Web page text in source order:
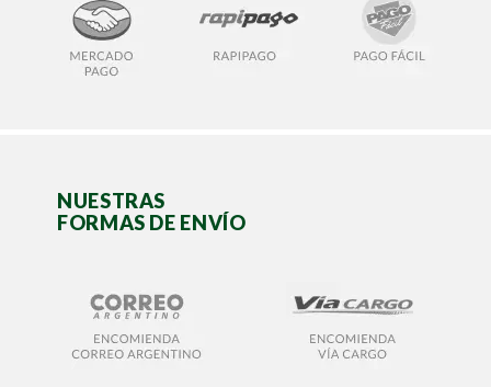
NUESTRAS
FORMAS DE ENVÍO